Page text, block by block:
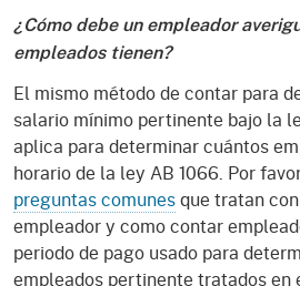
¿Cómo debe un empleador
empleados tienen?
El mismo método de contar para
salario mínimo pertinente bajo la
aplica para determinar cuántos
horario de la ley AB 1066. Por
preguntas comunesque tratan
empleador y como contar
periodo de pago usado para
empleados pertinente tratados en